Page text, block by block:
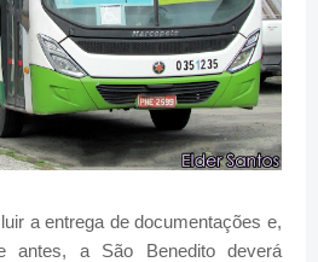
a entrega de documentações e,
antes, a São Benedito deverá